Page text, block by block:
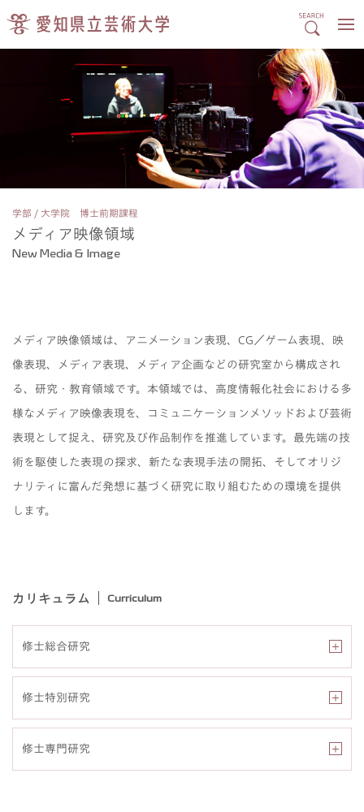
学部 / 大学院 博士前期課程
メディア映像領域
New Media & Image
メディア映像領域は、アニメーション表現、CG／ゲーム表現、映
像表現、メディア表現、メディア企画などの研究室から構成され
る、研究・教育領域です。本領域では、高度情報化社会における多
様なメディア映像表現を、コミュニケーションメソッドおよび芸術
表現として捉え、研究及び作品制作を推進しています。最先端の技
術を駆使した表現の探求、新たな表現手法の開拓、そしてオリジ
ナリティに富んだ発想に基づく研究に取り組むための環境を提供
します。
カリキュラム Curriculum
修士総合研究
修士特別研究
修士専門研究